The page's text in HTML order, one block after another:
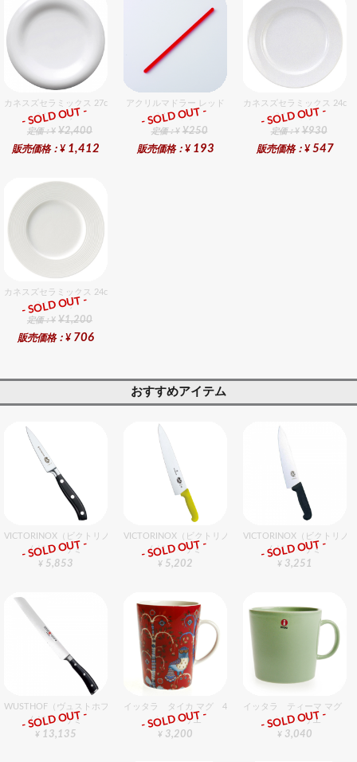
カネスズセラミックス 27cmディナー
総合ﾗﾝｷﾝｸﾞ
定価：¥ ¥2,400
販売価格：¥ 1,412
- SOLD OUT -
アクリルマドラー レッド
総合ﾗﾝｷﾝｸﾞ
定価：¥ ¥250
販売価格：¥ 193
- SOLD OUT -
カネスズセラミックス 24cm
総合ﾗﾝｷﾝｸﾞ
定価：¥ ¥930
販売価格：¥ 547
- SOLD OUT -
カネスズセラミックス 24cmミート
総合ﾗﾝｷﾝｸﾞ
定価：¥ ¥1,200
販売価格：¥ 706
- SOLD OUT -
おすすめアイテム
VICTORINOX（ビクトリノックス） gMぺティーナイフ 10cm
包丁・ハサミ
¥ 5,853
- SOLD OUT -
VICTORINOX（ビクトリノックス） シェフナイフ（牛刀
包丁・ハサミ
¥ 5,202
- SOLD OUT -
VICTORINOX（ビクトリ
包丁・ハサミ
¥ 3,251
- SOLD OUT -
WUSTHOF（ヴュストホフ） クラシックアイコン ブレッドナイフ（両刃） 20cm
包丁・ハサミ
¥ 13,135
- SOLD OUT -
イッタラ タイカ マグ 400cc レッド
グラスバリエ
¥ 3,200
- SOLD OUT -
イッタラ ティーマ マグ
グラスバリエ
¥ 3,040
- SOLD OUT -